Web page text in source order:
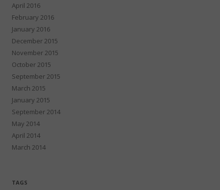
April 2016
February 2016
January 2016
December 2015
November 2015
October 2015
September 2015
March 2015
January 2015
September 2014
May 2014
April 2014
March 2014
TAGS